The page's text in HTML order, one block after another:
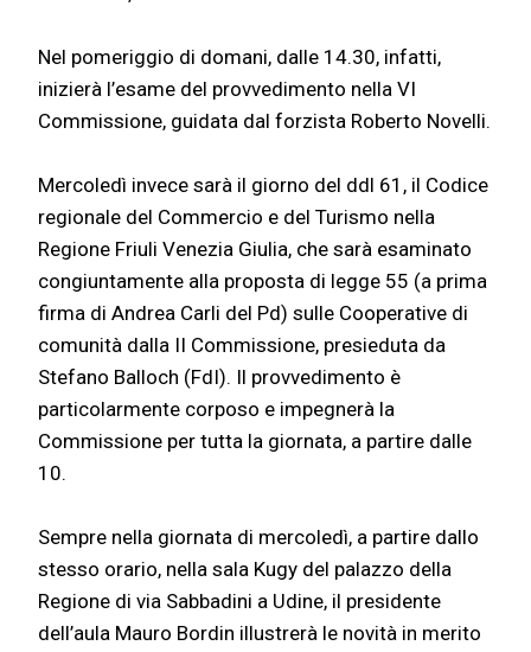
Nel pomeriggio di domani, dalle 14.30, infatti,
inizierà l’esame del provvedimento nella VI
Commissione, guidata dal forzista Roberto Novelli.
Mercoledì invece sarà il giorno del ddl 61, il Codice
regionale del Commercio e del Turismo nella
Regione Friuli Venezia Giulia, che sarà esaminato
congiuntamente alla proposta di legge 55 (a prima
firma di Andrea Carli del Pd) sulle Cooperative di
comunità dalla II Commissione, presieduta da
Stefano Balloch (FdI). Il provvedimento è
particolarmente corposo e impegnerà la
Commissione per tutta la giornata, a partire dalle
10.
Sempre nella giornata di mercoledì, a partire dallo
stesso orario, nella sala Kugy del palazzo della
Regione di via Sabbadini a Udine, il presidente
dell’aula Mauro Bordin illustrerà le novità in merito